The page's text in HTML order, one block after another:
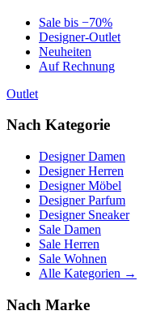
Sale bis −70%
Designer-Outlet
Neuheiten
Auf Rechnung
Outlet
Nach Kategorie
Designer Damen
Designer Herren
Designer Möbel
Designer Parfum
Designer Sneaker
Sale Damen
Sale Herren
Sale Wohnen
Alle Kategorien →
Nach Marke